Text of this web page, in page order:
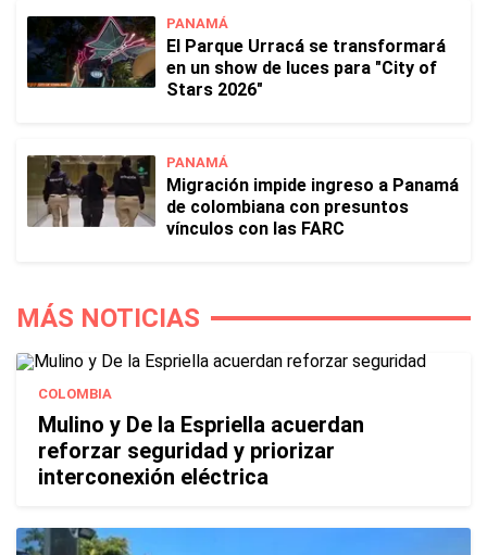
PANAMÁ
El Parque Urracá se transformará
en un show de luces para "City of
Stars 2026"
PANAMÁ
Migración impide ingreso a Panamá
de colombiana con presuntos
vínculos con las FARC
MÁS NOTICIAS
COLOMBIA
Mulino y De la Espriella acuerdan
reforzar seguridad y priorizar
interconexión eléctrica